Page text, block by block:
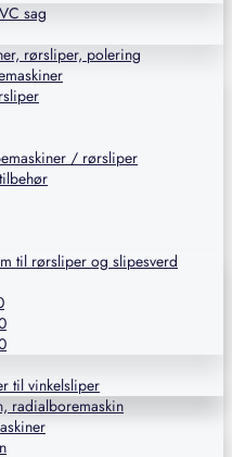
sag
rørsliper, polering
/ rørsliper
til rørsliper og slipesverd
til vinkelsliper
radialboremaskin